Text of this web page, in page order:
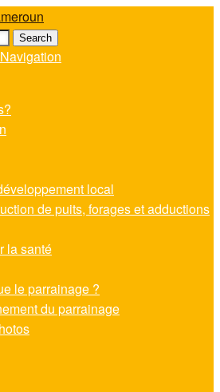
local
de puits, forages et adductions
la santé
le parrainage ?
du parrainage